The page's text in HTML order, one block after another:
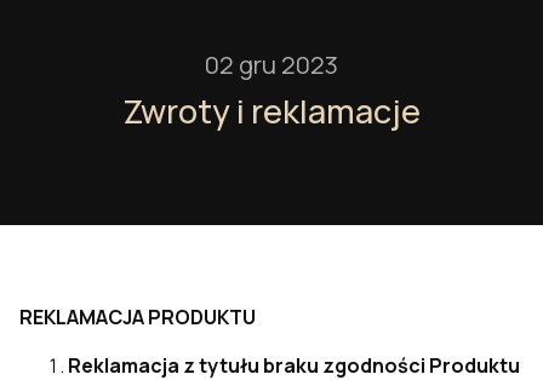
02 gru 2023
Zwroty i reklamacje
REKLAMACJA PRODUKTU
Reklamacja z tytułu braku zgodności Produktu